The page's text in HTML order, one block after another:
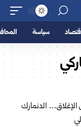
سياسة